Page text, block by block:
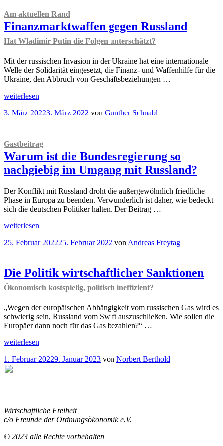
Am aktuellen Rand
Finanzmarktwaffen gegen Russland
Hat Wladimir Putin die Folgen unterschätzt?
Mit der russischen Invasion in der Ukraine hat eine internationale
Welle der Solidarität eingesetzt, die Finanz- und Waffenhilfe für die
Ukraine, den Abbruch von Geschäftsbeziehungen …
„Am
Rand
Russland
Hat
Wladimir
Putin
die
unterschätzt?
“
weiterlesen
Veröffentlicht
3. März 20223. März 2022 von Gunther Schnabl
Gastbeitrag
Warum ist die Bundesregierung so
nachgiebig im Umgang mit Russland?
Der Konflikt mit Russland droht die außergewöhnlich friedliche
Phase in Europa zu beenden. Verwunderlich ist daher, wie bedeckt
sich die deutschen Politiker halten. Der Beitrag …
„Gastbeitrag
ist
so
nachgiebig
im
mit
Russland?“
weiterlesen
Veröffentlicht
25. Februar 202225. Februar 2022 von Andreas Freytag
Die Politik wirtschaftlicher Sanktionen
Ökonomisch kostspielig, politisch ineffizient?
„Wegen der europäischen Abhängigkeit vom russischen Gas wird es
schwierig sein, Russland vom Swift auszuschließen. Wie sollen die
Europäer dann noch für das Gas bezahlen?“ …
„Die
wirtschaftlicher
Sanktionen
politisch
“
weiterlesen
Veröffentlicht
am
1. Februar 20229. Januar 2023 von Norbert Berthold
Wirtschaftliche Freiheit
c/o Freunde der Ordnungsökonomik e.V.
© 2023 alle Rechte vorbehalten